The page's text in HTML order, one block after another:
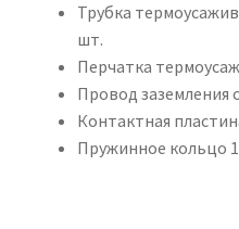
Трубка
шт.
Перчатка
Провод заземления
Контактная
Пружинное кольцо